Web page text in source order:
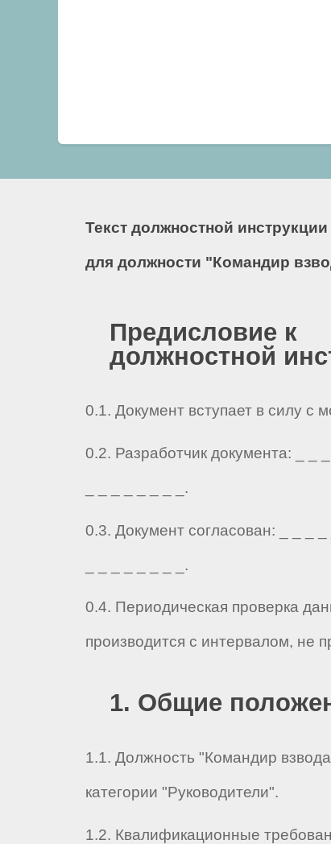
Текст должностной
для должности "Командир
Предисловие к
должностной
0.1. Документ вступает в силу с
0.2. Разработчик документа: _ _
_ _ _ _ _ _ _ _.
0.3. Документ согласован: _ _ _ _
_ _ _ _ _ _ _ _.
0.4. Периодическая проверка
производится с интервалом, не
1. Общие
1.1. Должность "Командир
категории "Руководители".
1.2. Квалификационные